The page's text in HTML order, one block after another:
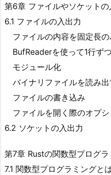
第6章 ファイルやソケットの
6.1 ファイルの入出力
ファイルの内容を固定長
BufReaderを使って1行ず
モジュール化
バイナリファイルを読み出
ファイルの書き込み
ファイルを開く際のオプシ
6.2 ソケットの入出力
第7章 Rustの関数型プログ
7.1 関数型プログラミングと